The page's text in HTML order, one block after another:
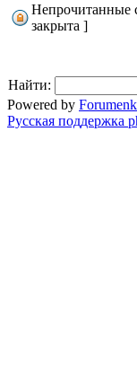
Непрочитанные
закрыта ]
Найти:
Powered by
Русская поддержка